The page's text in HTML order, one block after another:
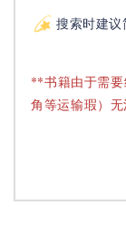
搜索时建
**书籍由于需
角等运输瑕）